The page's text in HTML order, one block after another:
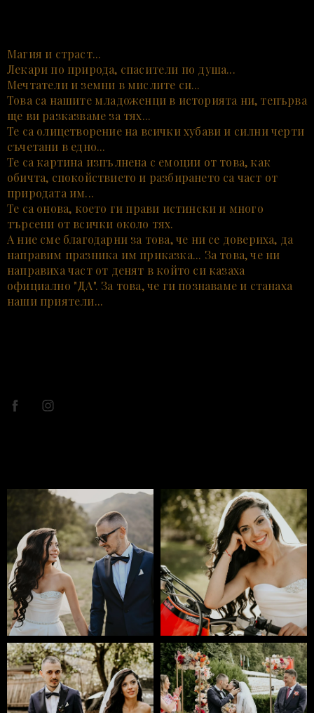
Магия и страст...
Лекари по природа, спасители по душа...
Мечтатели и земни в мислите си...
Това са нашите младоженци в историята ни, тепърва
ще ви разказваме за тях...
Те са олицетворение на всички хубави и силни черти
съчетани в едно...
Те са картина изпълнена с емоции от това, как
обичта, спокойствието и разбирането са част от
природата им...
Те са онова, което ги прави истински и много
търсени от всички около тях.
А ние сме благодарни за това, че ни се довериха, да
направим празника им приказка... За това, че ни
направиха част от денят в който си казаха
официално "ДА". За това, че ги познаваме и станаха
наши приятели...